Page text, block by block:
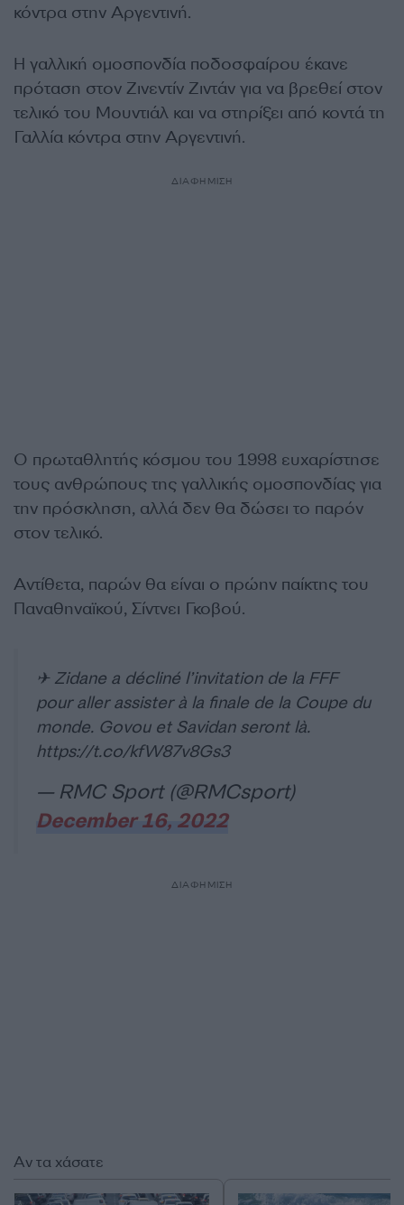
κόντρα στην Αργεντινή.
Η γαλλική ομοσπονδία ποδοσφαίρου έκανε
πρόταση στον Ζινεντίν Ζιντάν για να βρεθεί στον
τελικό του Μουντιάλ και να στηρίξει από κοντά τη
Γαλλία κόντρα στην Αργεντινή.
ΔΙΑΦΗΜΙΣΗ
Ο πρωταθλητής κόσμου του 1998 ευχαρίστησε
τους ανθρώπους της γαλλικής ομοσπονδίας για
την πρόσκληση, αλλά δεν θα δώσει το παρόν
στον τελικό.
Αντίθετα, παρών θα είναι ο πρώην παίκτης του
Παναθηναϊκού, Σίντνει Γκοβού.
✈ Zidane a décliné l’invitation de la FFF
pour aller assister à la finale de la Coupe du
monde. Govou et Savidan seront là.
https://t.co/kfW87v8Gs3
— RMC Sport (@RMCsport)
December 16, 2022
ΔΙΑΦΗΜΙΣΗ
Αν τα χάσατε